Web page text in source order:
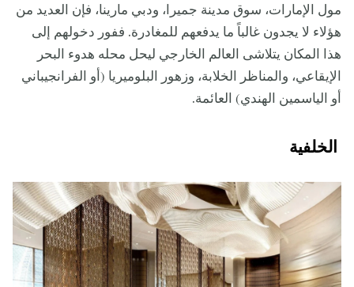
مول الإمارات، سوق مدينة جميرا، ودبي مارينا، فإن العديد من
هؤلاء لا يجدون غالباً ما يدفعهم للمغادرة. ففور دخولهم إلى
هذا المكان يتلاشى العالم الخارجي ليحل محله هدوء البحر
الإيقاعي، والمناظر الخلابة، وزهور البلوميريا (أو الفرانجيباني
أو الياسمين الهندي) العائمة.
الخلفية